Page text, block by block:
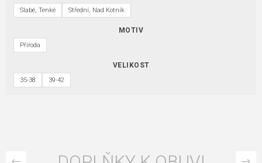
Slabé, Tenké Střední, Nad Kotník
MOTIV
Příroda
VELIKOST
35-38 39-42